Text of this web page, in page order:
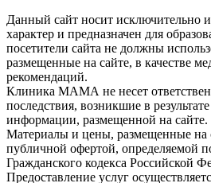
Данный сайт носит исключительно
характер и предназначен для
посетители сайта не должны
размещенные на сайте, в качестве
рекомендаций.
Клиника МАМА не несет
последствия, возникшие в
информации, размещенной на сайте.
Материалы и цены, размещенные на
публичной офертой, определяемой
Гражданского кодекса Российской
Предоставление услуг